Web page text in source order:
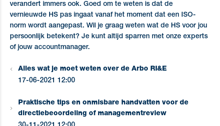
verandert immers ook. Goed om te weten is dat de
vernieuwde HS pas ingaat vanaf het moment dat een ISO-
norm wordt aangepast. Wil je graag weten wat de HS voor jou
persoonlijk betekent? Je kunt altijd sparren met onze experts
of jouw accountmanager.
Alles wat je moet weten over de Arbo RI&E
17-06-2021 12:00
Praktische tips en onmisbare handvatten voor de
directiebeoordeling of managementreview